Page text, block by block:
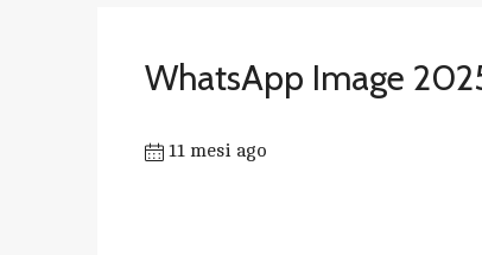
WhatsApp Image
11 mesi ago